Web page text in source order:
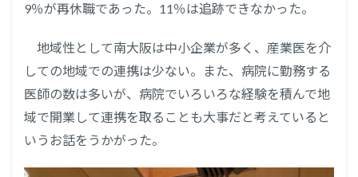
9％が再休職であった。11％は追跡できなかった。
地域性として南大阪は中小企業が多く、産業医を介
しての地域での連携は少ない。また、病院に勤務する
医師の数は多いが、病院でいろいろな経験を積んで地
域で開業して連携を取ることも大事だと考えていると
いうお話をうかがった。